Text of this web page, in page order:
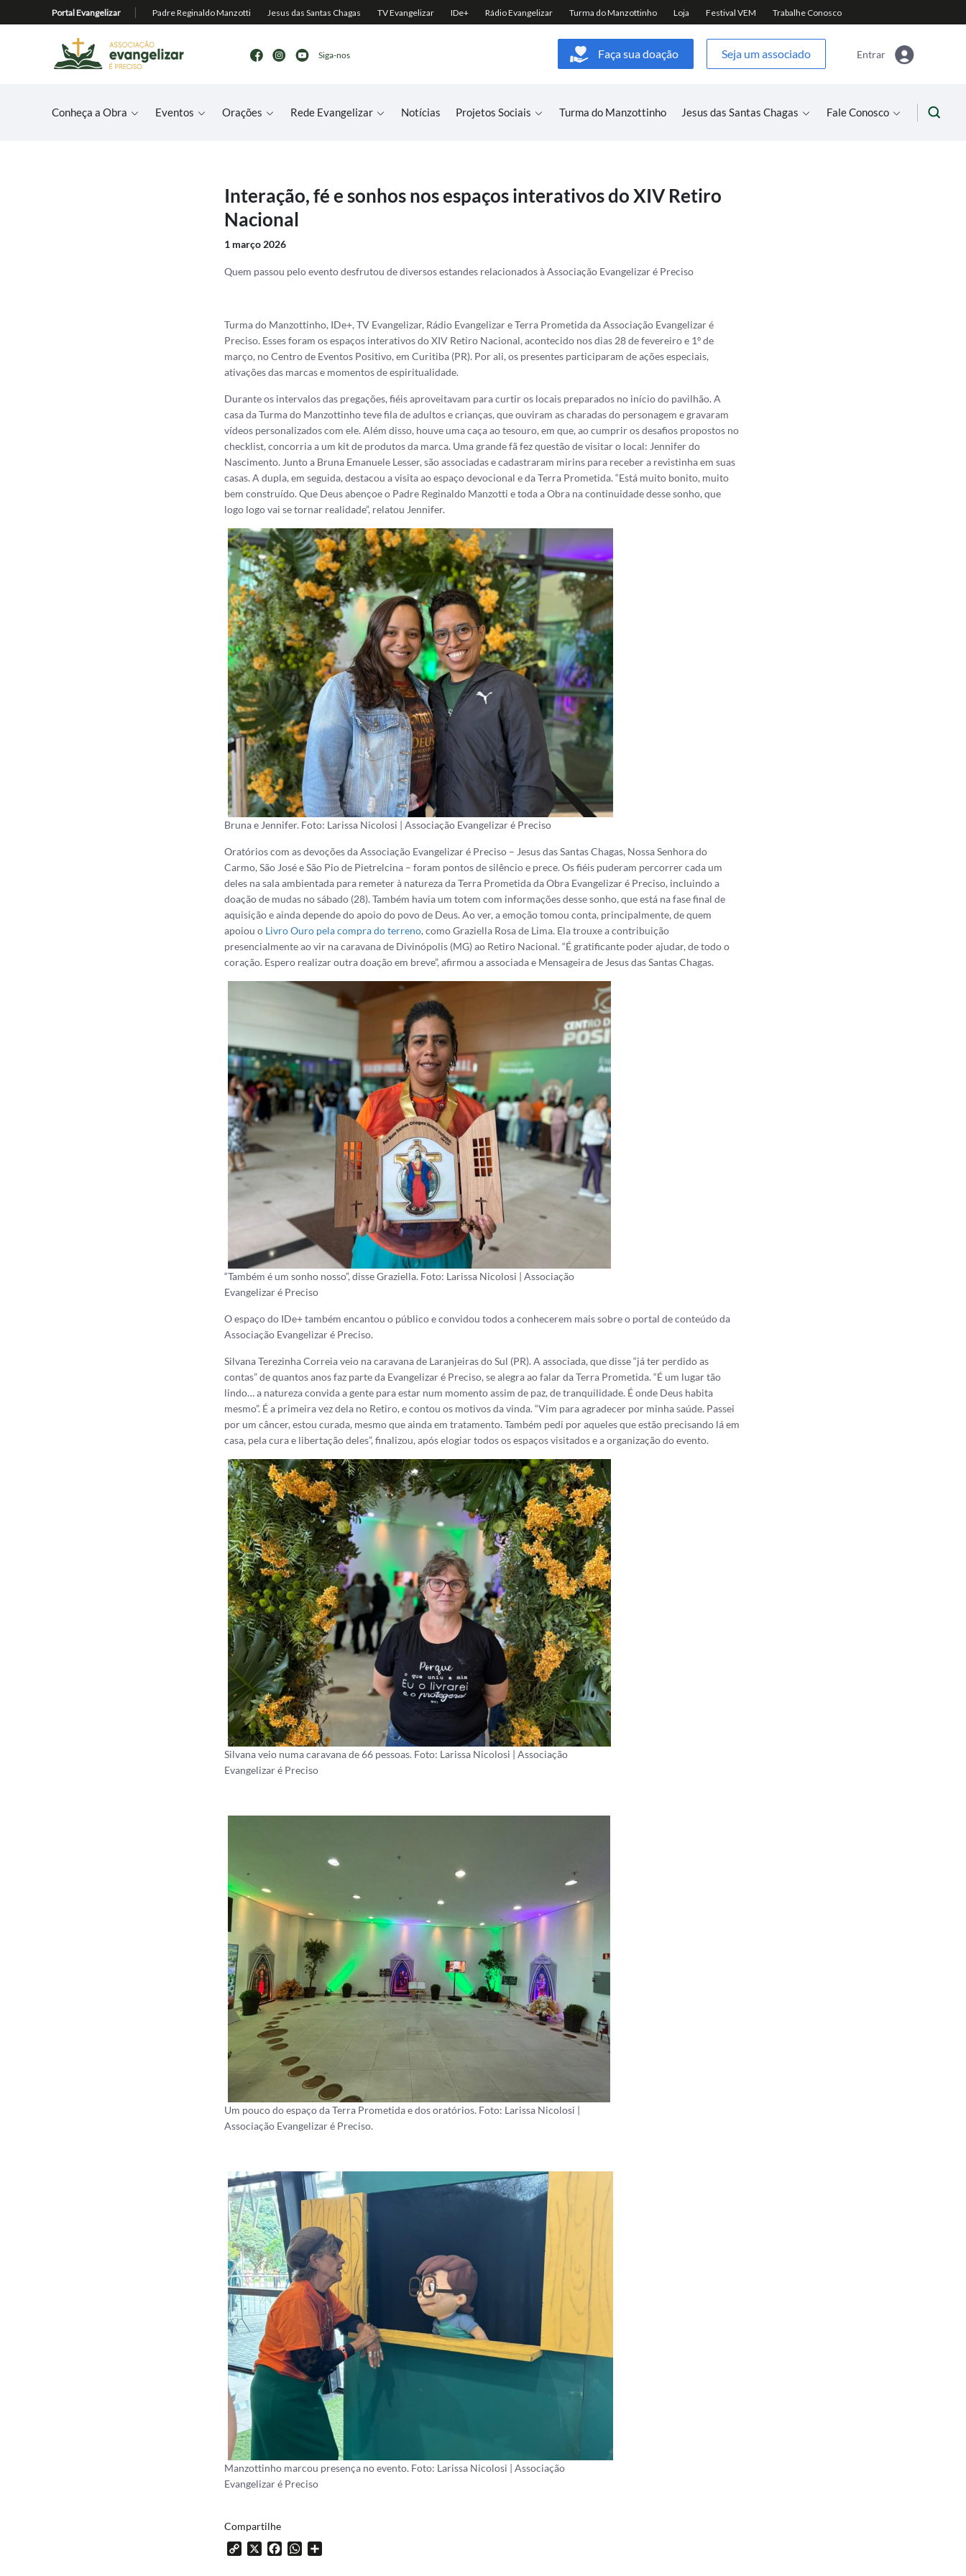
Siga-nos Faça sua doação Seja um associado Entrar
Conheça a Obra Eventos Orações Rede Evangelizar Notícias Projetos Sociais Turma do Manzottinho Jesus das Santas Chagas Fale Conosco
Interação, fé e sonhos nos espaços interativos do XIV Retiro
Nacional
1 março 2026
Quem passou pelo evento desfrutou de diversos estandes relacionados à Associação Evangelizar é Preciso
Turma do Manzottinho, IDe+, TV Evangelizar, Rádio Evangelizar e Terra Prometida da Associação Evangelizar é
Preciso. Esses foram os espaços interativos do XIV Retiro Nacional, acontecido nos dias 28 de fevereiro e 1º de
março, no Centro de Eventos Positivo, em Curitiba (PR). Por ali, os presentes participaram de ações especiais,
ativações das marcas e momentos de espiritualidade.
Durante os intervalos das pregações, fiéis aproveitavam para curtir os locais preparados no início do pavilhão. A
casa da Turma do Manzottinho teve fila de adultos e crianças, que ouviram as charadas do personagem e gravaram
vídeos personalizados com ele. Além disso, houve uma caça ao tesouro, em que, ao cumprir os desafios propostos no
checklist, concorria a um kitde produtos da marca. Uma grande fã fez questão de visitar o local: Jennifer do
Nascimento. Junto a Bruna Emanuele Lesser, são associadas e cadastraram mirins para receber a revistinha em suas
casas. A dupla, em seguida, destacou a visita ao espaço devocional e da Terra Prometida. “Está muito bonito, muito
bem construído. Que Deus abençoe o Padre Reginaldo Manzotti e toda a Obra na continuidade desse sonho, que
logo logo vai se tornar realidade”, relatou Jennifer.
Bruna e Jennifer. Foto: Larissa Nicolosi | Associação Evangelizar é Preciso
Oratórios com as devoções da Associação Evangelizar é Preciso – Jesus das Santas Chagas, Nossa Senhora do
Carmo, São José e São Pio de Pietrelcina – foram pontos de silêncio e prece. Os fiéis puderam percorrer cada um
deles na sala ambientada para remeter à natureza da Terra Prometida da Obra Evangelizar é Preciso, incluindo a
doação de mudas no sábado (28). Também havia um totem com informações desse sonho, que está na fase final de
aquisição e ainda depende do apoio do povo de Deus. Ao ver, a emoção tomou conta, principalmente, de quem
apoiou o Livro Ouro pela compra do terreno, como Graziella Rosa de Lima. Ela trouxe a contribuição
presencialmente ao vir na caravana de Divinópolis (MG) ao Retiro Nacional. “É gratificante poder ajudar, de todo o
coração. Espero realizar outra doação em breve”, afirmou a associada e Mensageira de Jesus das Santas Chagas.
“Também é um sonho nosso”, disse Graziella. Foto: Larissa Nicolosi | Associação
Evangelizar é Preciso
O espaço do IDe+ também encantou o público e convidou todos a conhecerem mais sobre o portal de conteúdo da
Associação Evangelizar é Preciso.
Silvana Terezinha Correia veio na caravana de Laranjeiras do Sul (PR). A associada, que disse “já ter perdido as
contas” de quantos anos faz parte da Evangelizar é Preciso, se alegra ao falar da Terra Prometida. “É um lugar tão
lindo… a natureza convida a gente para estar num momento assim de paz, de tranquilidade. É onde Deus habita
mesmo”. É a primeira vez dela no Retiro, e contou os motivos da vinda. “Vim para agradecer por minha saúde. Passei
por um câncer, estou curada, mesmo que ainda em tratamento. Também pedi por aqueles que estão precisando lá em
casa, pela cura e libertação deles”, finalizou, após elogiar todos os espaços visitados e a organização do evento.
Silvana veio numa caravana de 66 pessoas. Foto: Larissa Nicolosi | Associação
Evangelizar é Preciso
Um pouco do espaço da Terra Prometida e dos oratórios. Foto: Larissa Nicolosi |
Associação Evangelizar é Preciso.
Manzottinho marcou presença no evento. Foto: Larissa Nicolosi | Associação
Evangelizar é Preciso
Compartilhe
Copy
FacebookWhatsApp